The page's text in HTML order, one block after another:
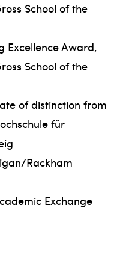
School of the
Excellence Award,
School of the
of distinction from
für
Rackham
Exchange